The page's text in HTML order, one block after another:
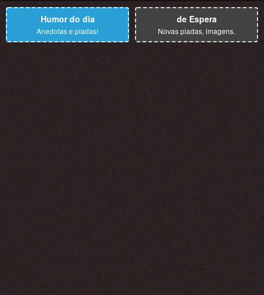
Humor do dia
Anedotas e piadas!
de Espera
Novas piadas, imagens.